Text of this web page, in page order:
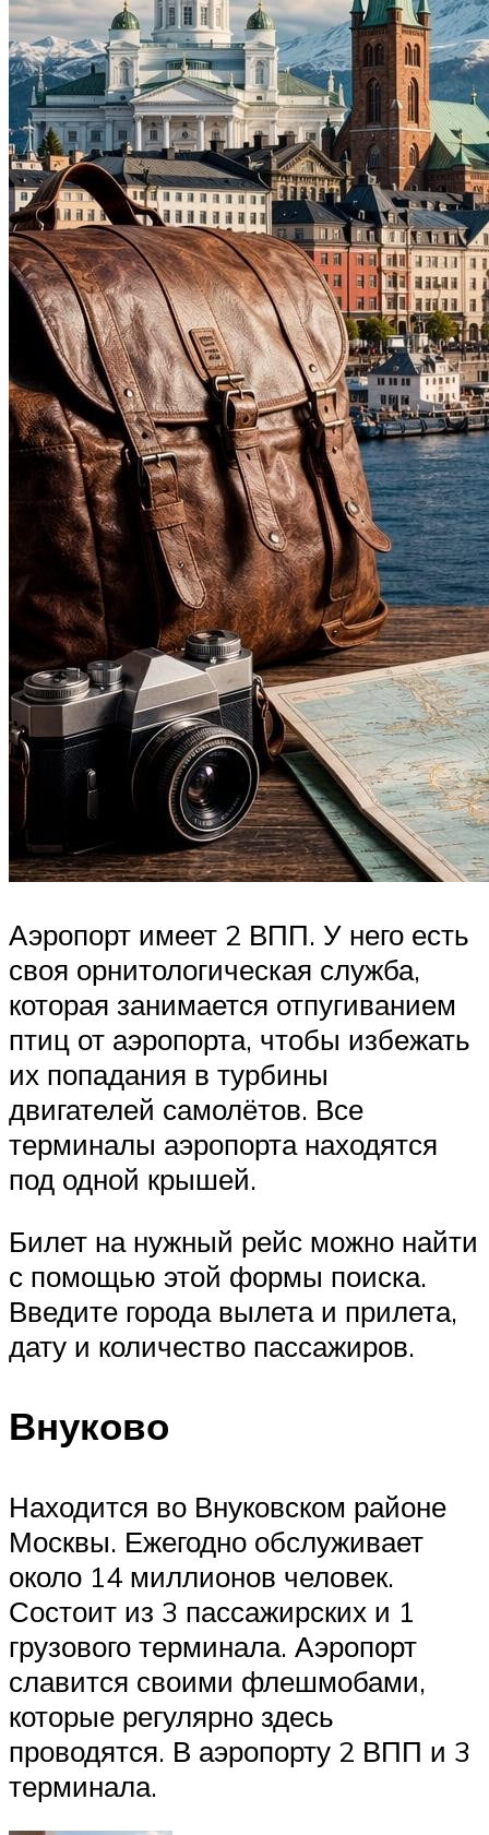
Аэропорт имеет 2 ВПП. У него есть
своя орнитологическая служба,
которая занимается отпугиванием
птиц от аэропорта, чтобы избежать
их попадания в турбины
двигателей самолётов. Все
терминалы аэропорта находятся
под одной крышей.
Билет на нужный рейс можно найти
с помощью этой формы поиска.
Введите города вылета и прилета,
дату и количество пассажиров.
Внуково
Находится во Внуковском районе
Москвы. Ежегодно обслуживает
около 14 миллионов человек.
Состоит из 3 пассажирских и 1
грузового терминала. Аэропорт
славится своими флешмобами,
которые регулярно здесь
проводятся. В аэропорту 2 ВПП и 3
терминала.